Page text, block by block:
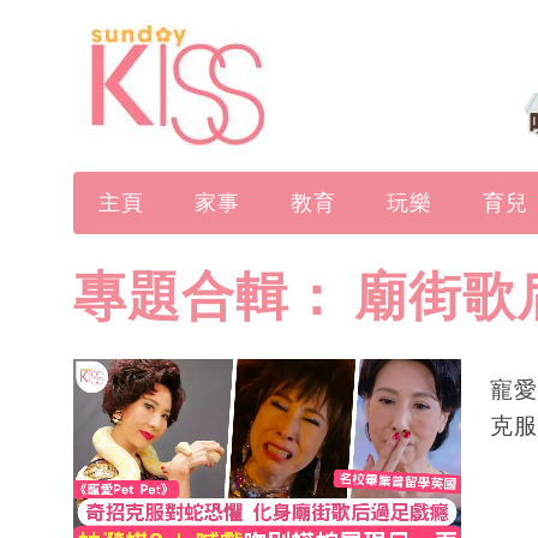
主頁 家事 教育 玩樂 育兒
專題合輯： 廟街歌
寵
克